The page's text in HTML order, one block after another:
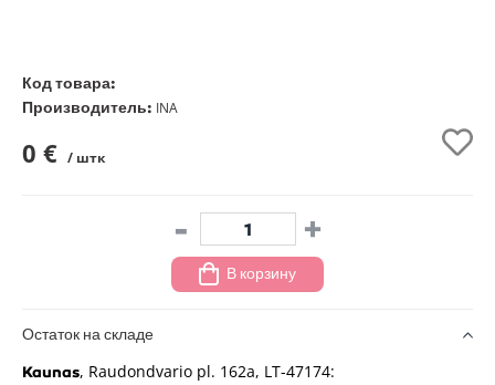
Код товара:
Производитель: INA
0 € / штк
- +
В корзину
Остаток на складе
Kaunas, Raudondvario pl. 162a, LT-47174: